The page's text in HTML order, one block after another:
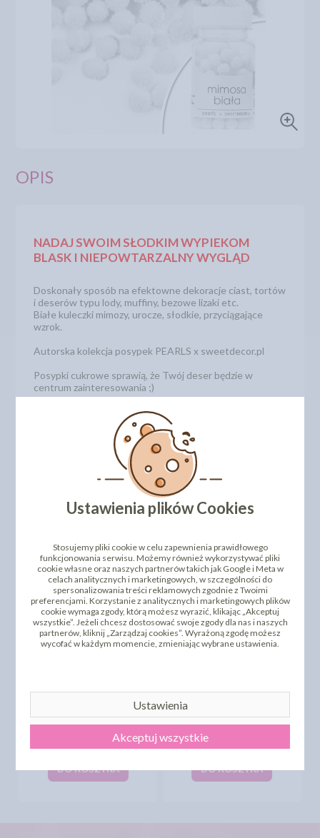
OPIS
NADAJ SWOIM SŁODKIM WYPIEKOM
BLASK I NIEPOWTARZALNY WYGLĄD
Doskonały sposób na efektowne dekoracje ciast, tortów
i deserów typu lody, muffiny, bezowe lizaki etc.
Białe kuleczki mimozy, urocze, słodkie, przyciągające
wzrok.
Autorska kolekcja posypek PEARLS x sweetdecor.pl
Posypki cukrowe sprawią, że Twój deser będzie w
centrum zainteresowania ;)
Opakowanie zawiera: 40 g
Numer katalogowy: 5051284
DODAJ SWOJĄ OPINIĘ
ZOBACZ TEŻ
INNI KLIENCI KUPILI TEŻ
PEARLS MIMOSA
RÓŻOWA - 40G
cena:8,50 zł
DO KOSZYKA
PEARLS MIMOSA
NIEBIESKA - 40G
cena:8,50 zł
DO KOSZYKA
Ustawienia plików Cookies
Stosujemy pliki cookie w celu zapewnienia prawidłowego
funkcjonowania serwisu. Możemy również wykorzystywać pliki
cookie własne oraz naszych partnerów takich jak Google i Meta w
celach analitycznych i marketingowych, w szczególności do
spersonalizowania treści reklamowych zgodnie z Twoimi
preferencjami. Korzystanie z analitycznych i marketingowych plików
cookie wymaga zgody, którą możesz wyrazić, klikając „Akceptuj
wszystkie”. Jeżeli chcesz dostosować swoje zgody dla nas i naszych
partnerów, kliknij „Zarządzaj cookies”. Wyrażoną zgodę możesz
wycofać w każdym momencie, zmieniając wybrane ustawienia.
Ustawienia
Akceptuj wszystkie